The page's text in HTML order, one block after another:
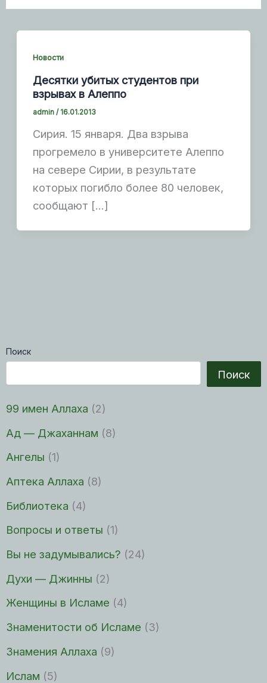
Поиск
Поиск
99 имен Аллаха (2)
Ад — Джаханнам (8)
Ангелы (1)
Аптека Аллаха (8)
Библиотека (4)
Вопросы и ответы (1)
Вы не задумывались? (24)
Духи — Джинны (2)
Женщины в Исламе (4)
Знаменитости об Исламе (3)
Знамения Аллаха (9)
Ислам (5)
Новости
Десятки убитых студентов при
взрывах в Алеппо
admin/ 16.01.2013
Сирия. 15 января. Два взрыва
прогремело в университете Алеппо
на севере Сирии, в результате
которых погибло более 80 человек,
сообщают […]